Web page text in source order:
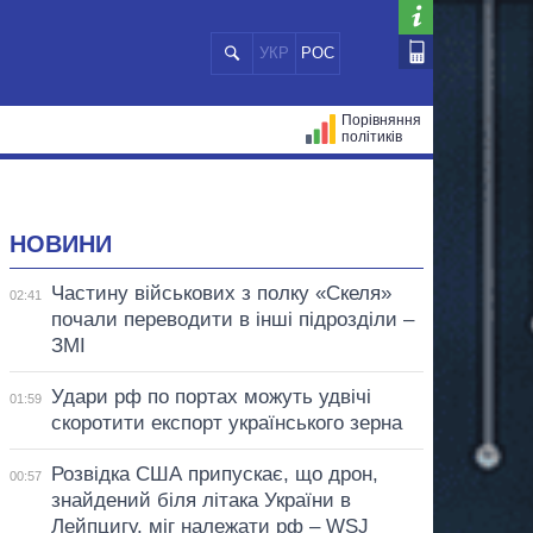
УКР РОС
Порівняння
політиків
НОВИНИ
02:41
Частину військових з полку «Скеля»
почали переводити в інші підрозділи –
ЗМІ
01:59
Удари рф по портах можуть удвічі
скоротити експорт українського зерна
00:57
Розвідка США припускає, що дрон,
знайдений біля літака України в
Лейпцигу, міг належати рф – WSJ